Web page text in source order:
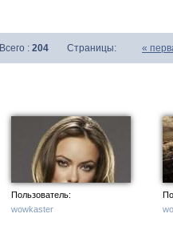
Всего : 204 Страницы: «
Пользователь:
wowkaster